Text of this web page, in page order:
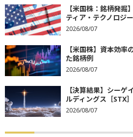
【米国株：銘柄発掘
ティア・テクノロジ
2026/08/07
【米国株】資本効率
た銘柄例
2026/08/07
【決算結果】シーゲ
ルディングス［STX
2026/08/07